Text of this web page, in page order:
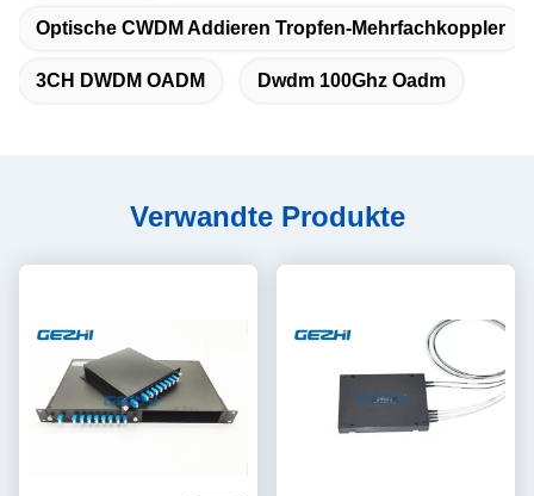
Optische CWDM Addieren Tropfen-Mehrfachkoppler
3CH DWDM OADM Dwdm 100Ghz Oadm
Verwandte Produkte